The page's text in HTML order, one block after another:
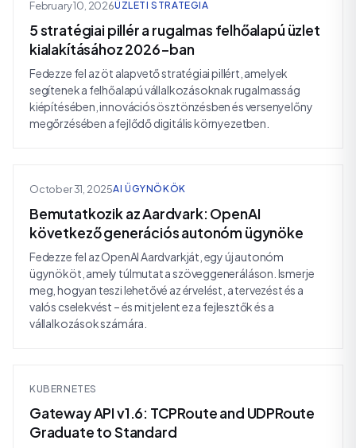
February 10, 2026ÜZLETI STRATÉGIA
5 stratégiai pillér a rugalmas felhőalapú üzlet
kialakításához 2026-ban
Fedezze fel az öt alapvető stratégiai pillért, amelyek
segítenek a felhőalapú vállalkozásoknak rugalmasság
kiépítésében, innovációs ösztönzésben és versenyelőny
megőrzésében a fejlődő digitális környezetben.
October 31, 2025AI ÜGYNÖKÖK
Bemutatkozik az Aardvark: OpenAI
következő generációs autonóm ügynöke
Fedezze fel az OpenAI Aardvarkját, egy új autonóm
ügynököt, amely túlmutat a szöveggeneráláson. Ismerje
meg, hogyan teszi lehetővé az érvelést, a tervezést és a
valós cselekvést – és mit jelent ez a fejlesztők és a
vállalkozások számára.
KUBERNETES
Gateway API v1.6: TCPRoute and UDPRoute
Graduate to Standard